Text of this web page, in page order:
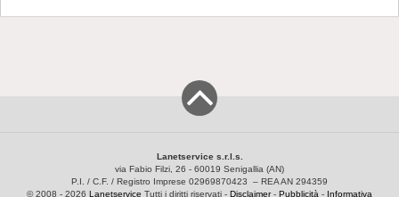
Lanetservice s.r.l.s.
via Fabio Filzi, 26 - 60019 Senigallia (AN)
P.I. / C.F. / Registro Imprese 02969870423 – REA AN 294359
© 2008 - 2026 Lanetservice Tutti i diritti riservati - Disclaimer- Pubblicità - Informativa